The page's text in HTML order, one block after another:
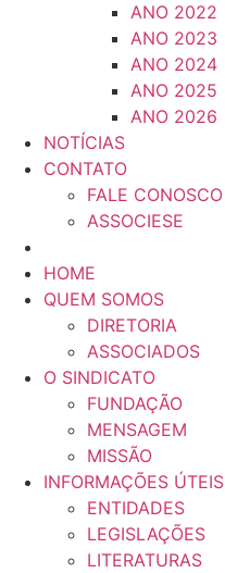
ANO 2022
ANO 2023
ANO 2024
ANO 2025
ANO 2026
NOTÍCIAS
CONTATO
FALE CONOSCO
ASSOCIESE
HOME
QUEM SOMOS
DIRETORIA
ASSOCIADOS
O SINDICATO
FUNDAÇÃO
MENSAGEM
MISSÃO
INFORMAÇÕES ÚTEIS
ENTIDADES
LEGISLAÇÕES
LITERATURAS